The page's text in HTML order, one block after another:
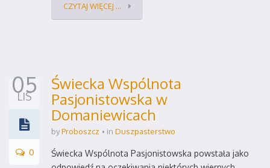
CZYTAJ WIĘCEJ ...
05
LIS
0
Świecka Wspólnota
Pasjonistowska w
Domaniewicach
byProboszcz in Duszpasterstwo
Świecka Wspólnota Pasjonistowska powstała jako